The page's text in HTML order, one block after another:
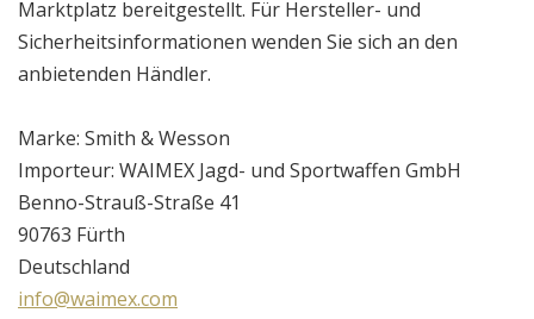
Marktplatz bereitgestellt. Für Hersteller- und
Sicherheitsinformationen wenden Sie sich an den
anbietenden Händler.
Marke: Smith & Wesson
Importeur: WAIMEX Jagd- und Sportwaffen GmbH
Benno-Strauß-Straße 41
90763 Fürth
Deutschland
info@waimex.com